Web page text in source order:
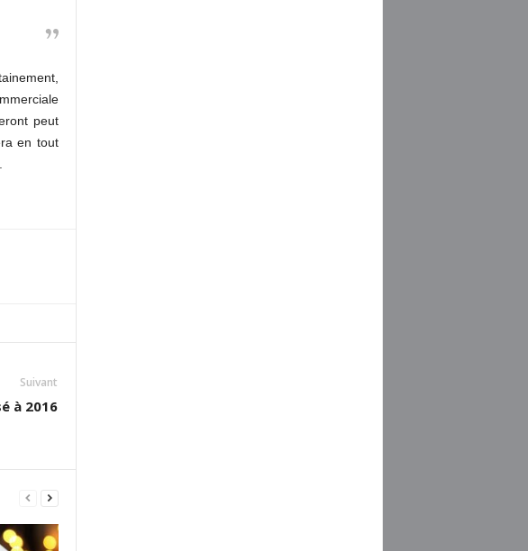
peut
en tout
Suivant
à 2016